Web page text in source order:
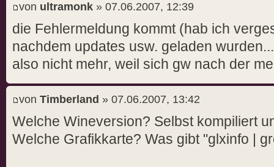
von ultramonk » 07.06.2007, 12:39
die Fehlermeldung kommt (hab ich
nachdem updates usw. geladen
also nicht mehr, weil sich gw nach der
von Timberland » 07.06.2007, 13:42
Welche Wineversion? Selbst kompiliert
Welche Grafikkarte? Was gibt "glxinfo |